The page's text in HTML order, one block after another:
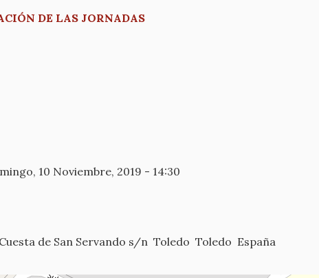
DE LAS JORNADAS
10 Noviembre, 2019 - 14:30
de San Servando s/n Toledo Toledo España